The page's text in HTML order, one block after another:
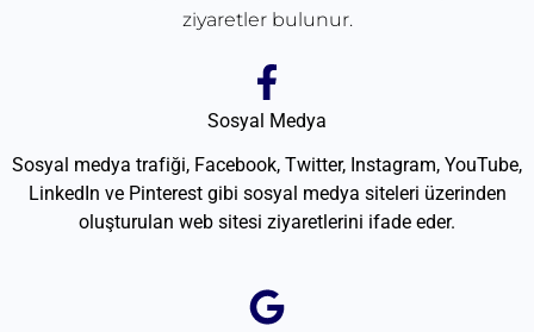
ziyaretler bulunur.
Sosyal Medya
Sosyal medya trafiği, Facebook, Twitter, Instagram, YouTube,
LinkedIn ve Pinterest gibi sosyal medya siteleri üzerinden
oluşturulan web sitesi ziyaretlerini ifade eder.